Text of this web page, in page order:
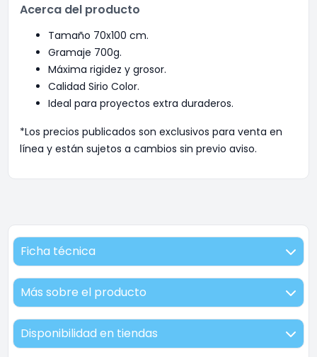
Acerca del producto
Tamaño 70x100 cm.
Gramaje 700g.
Máxima rigidez y grosor.
Calidad Sirio Color.
Ideal para proyectos extra duraderos.
*Los precios publicados son exclusivos para venta en
línea y están sujetos a cambios sin previo aviso.
Ficha técnica
Más sobre el producto
Disponibilidad en tiendas